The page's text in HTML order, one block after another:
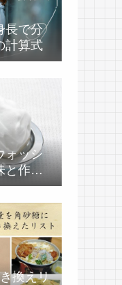
長で分
計算式
ォッシ
と作り
換えリ